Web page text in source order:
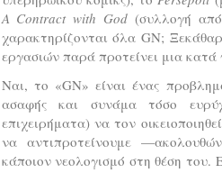
A Contract with God(συλλογή από
χαρακτηρίζονται όλα GN;
εργασιών παρά προτείνει μια
Ναι, το «GN» είναι ένας
ασαφής και συνάμα τόσο
επιχειρήματα) να τον
να αντιπροτείνουμε
κάποιον νεολογισμό στη θέση